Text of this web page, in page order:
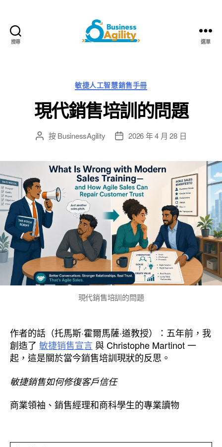
搜尋 選單
類
別
敏捷人工智慧銷售手冊
現代銷售培訓的問題
貼 按BusinessAgility
發
期
2026 年 4 月 28 日
現代銷售培訓的問題
作者的話（托馬斯·霍爾馬薩·道教授）：五年前，我
創造了 敏捷销售宣言 與 Christophe Martinot 一
起，這是關於當今銷售培訓現狀的反思。
敏捷銷售如何修復客戶信任
商業領袖、銷售經理和商科學生的專業讀物